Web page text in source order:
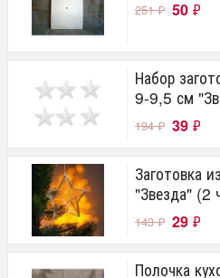
251₽ 50 ₽
Набор
9-9,5 см
194₽ 39 ₽
Заготовка
"Звезда" (2
143₽ 29 ₽
Полочка